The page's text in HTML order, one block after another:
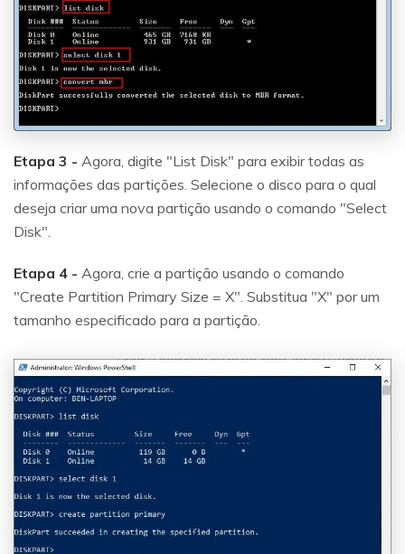
Etapa 3 - Agora, digite "List Disk" para exibir todas as
informações das partições. Selecione o disco para o qual
deseja criar uma nova partição usando o comando "Select
Disk".
Etapa 4 - Agora, crie a partição usando o comando
"Create Partition Primary Size = X". Substitua "X" por um
tamanho especificado para a partição.